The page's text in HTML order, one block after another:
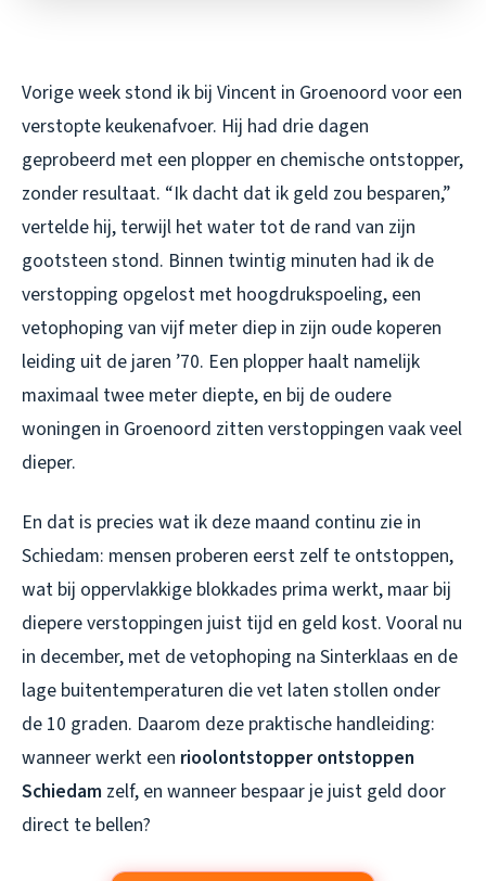
Vorige week stond ik bij Vincent in Groenoord voor een
verstopte keukenafvoer. Hij had drie dagen
geprobeerd met een plopper en chemische ontstopper,
zonder resultaat. “Ik dacht dat ik geld zou besparen,”
vertelde hij, terwijl het water tot de rand van zijn
gootsteen stond. Binnen twintig minuten had ik de
verstopping opgelost met hoogdrukspoeling, een
vetophoping van vijf meter diep in zijn oude koperen
leiding uit de jaren ’70. Een plopper haalt namelijk
maximaal twee meter diepte, en bij de oudere
woningen in Groenoord zitten verstoppingen vaak veel
dieper.
En dat is precies wat ik deze maand continu zie in
Schiedam: mensen proberen eerst zelf te ontstoppen,
wat bij oppervlakkige blokkades prima werkt, maar bij
diepere verstoppingen juist tijd en geld kost. Vooral nu
in december, met de vetophoping na Sinterklaas en de
lage buitentemperaturen die vet laten stollen onder
de 10 graden. Daarom deze praktische handleiding:
wanneer werkt een rioolontstopper ontstoppen
Schiedam zelf, en wanneer bespaar je juist geld door
direct te bellen?